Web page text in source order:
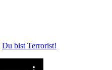
Du bist Terrorist!